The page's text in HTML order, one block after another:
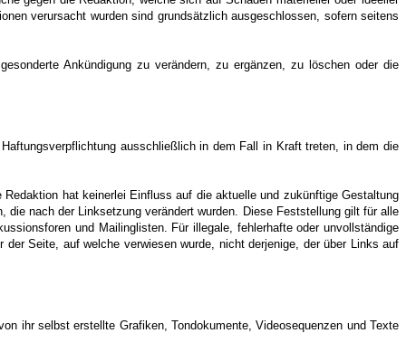
verursacht wurden sind grundsätzlich ausgeschlossen, sofern seitens
Ankündigung zu verändern, zu ergänzen, zu löschen oder die
ausschließlich in dem Fall in Kraft treten, in dem die
hat keinerlei Einfluss auf die aktuelle und zukünftige Gestaltung
nach der Linksetzung verändert wurden. Diese Feststellung gilt für alle
und Mailinglisten. Für illegale, fehlerhafte oder unvollständige
Seite, auf welche verwiesen wurde, nicht derjenige, der über Links auf
ihr selbst erstellte Grafiken, Tondokumente, Videosequenzen und Texte